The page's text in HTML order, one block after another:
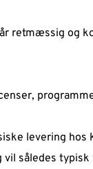
retmæssig og
levering
vil således